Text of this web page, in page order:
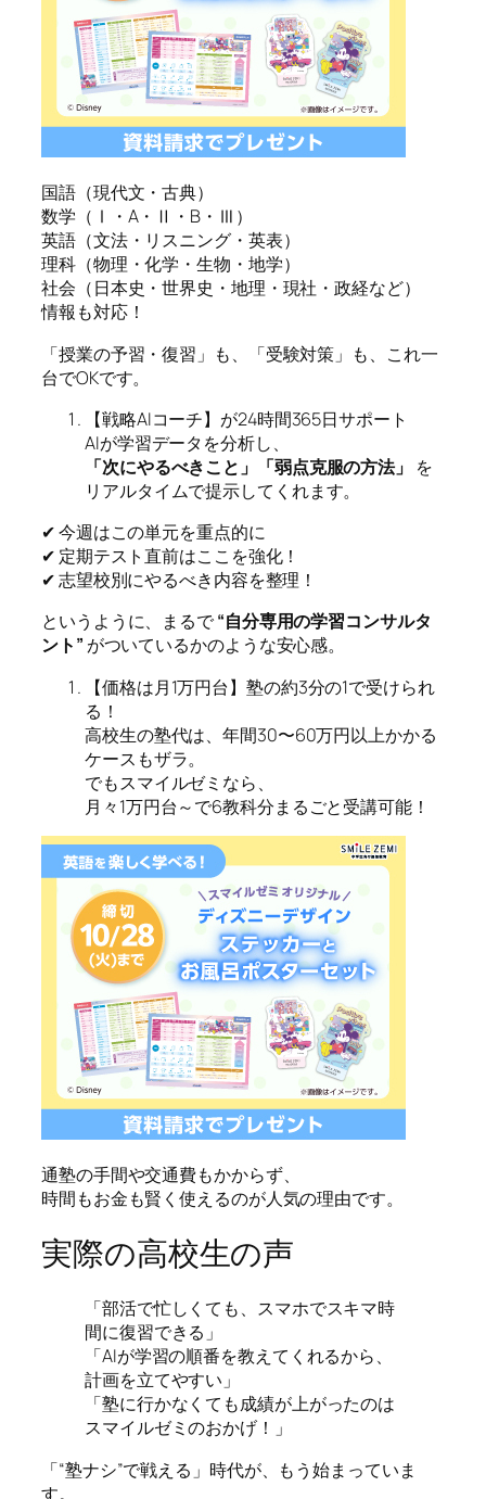
国語（現代文・古典）
数学（Ⅰ・A・Ⅱ・B・Ⅲ）
英語（文法・リスニング・英表）
理科（物理・化学・生物・地学）
社会（日本史・世界史・地理・現社・政経など）
情報も対応！
「授業の予習・復習」も、「受験対策」も、これ一
台でOKです。
【戦略AIコーチ】が24時間365日サポート
AIが学習データを分析し、
「次にやるべきこと」「弱点克服の方法」 を
リアルタイムで提示してくれます。
✔ 今週はこの単元を重点的に
✔ 定期テスト直前はここを強化！
✔ 志望校別にやるべき内容を整理！
というように、まるで“自分専用の学習コンサルタ
ント” がついているかのような安心感。
【価格は月1万円台】塾の約3分の1で受けられ
る！
高校生の塾代は、年間30〜60万円以上かかる
ケースもザラ。
でもスマイルゼミなら、
月々1万円台～で6教科分まるごと受講可能！
通塾の手間や交通費もかからず、
時間もお金も賢く使えるのが人気の理由です。
実際の高校生の声
「部活で忙しくても、スマホでスキマ時
間に復習できる」
「AIが学習の順番を教えてくれるから、
計画を立てやすい」
「塾に行かなくても成績が上がったのは
スマイルゼミのおかげ！」
「“塾ナシ”で戦える」時代が、もう始まっていま
す。